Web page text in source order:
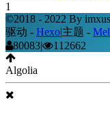
1
©2018 - 2022 By
驱动 - Hexo|主题 -
80083| 112662
Algolia